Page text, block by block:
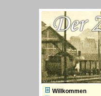
ZVS - Der Zug kommt
Willkommen